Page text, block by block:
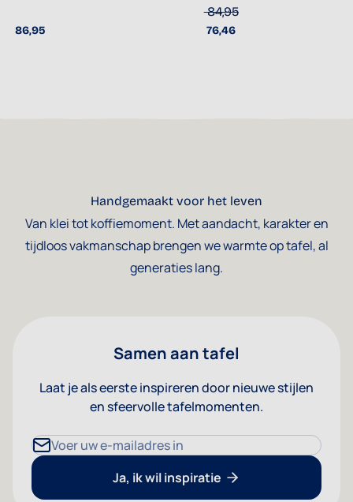
86,95 76,46
84,95
Handgemaakt voor het leven
Van klei tot koffiemoment. Met aandacht, karakter en
tijdloos vakmanschap brengen we warmte op tafel, al
generaties lang.
Samen aan tafel
Laat je als eerste inspireren door nieuwe stijlen
en sfeervolle tafelmomenten.
E-mailadres
Ja, ik wil inspiratie